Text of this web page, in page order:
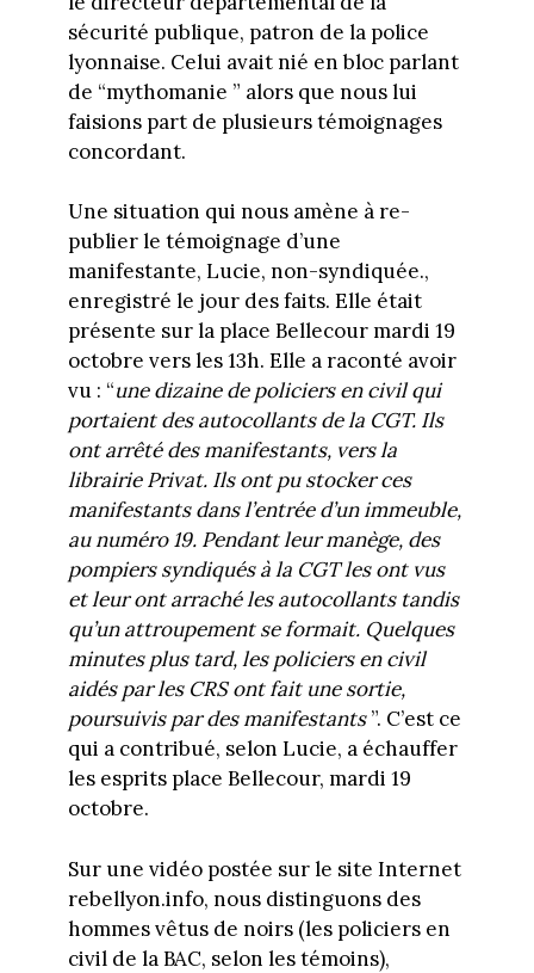
sécurité publique, patron de la police
lyonnaise. Celui avait nié en bloc parlant
de “mythomanie ” alors que nous lui
faisions part de plusieurs témoignages
concordant.
Une situation qui nous amène à re-
publier le témoignage d’une
manifestante, Lucie, non-syndiquée.,
enregistré le jour des faits. Elle était
présente sur la place Bellecour mardi 19
octobre vers les 13h. Elle a raconté avoir
vu : “une dizaine de policiers en civil qui
portaient des autocollants de la CGT. Ils
ont arrêté des manifestants, vers la
librairie Privat. Ils ont pu stocker ces
manifestants dans l’entrée d’un immeuble,
au numéro 19. Pendant leur manège, des
pompiers syndiqués à la CGT les ont vus
et leur ont arraché les autocollants tandis
qu’un attroupement se formait. Quelques
minutes plus tard, les policiers en civil
aidés par les CRS ont fait une sortie,
poursuivis par des manifestants”. C’est ce
qui a contribué, selon Lucie, a échauffer
les esprits place Bellecour, mardi 19
octobre.
Sur une vidéo postée sur le site Internet
rebellyon.info, nous distinguons des
hommes vêtus de noirs (les policiers en
civil de la BAC, selon les témoins),